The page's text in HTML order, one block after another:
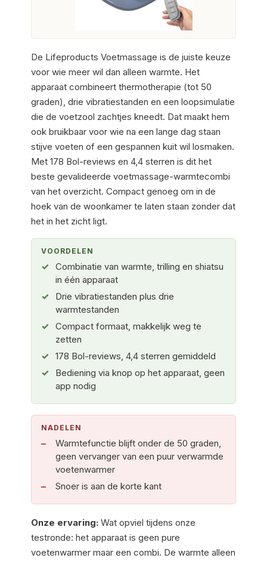
De Lifeproducts Voetmassage is de juiste keuze
voor wie meer wil dan alleen warmte. Het
apparaat combineert thermotherapie (tot 50
graden), drie vibratiestanden en een loopsimulatie
die de voetzool zachtjes kneedt. Dat maakt hem
ook bruikbaar voor wie na een lange dag staan
stijve voeten of een gespannen kuit wil losmaken.
Met 178 Bol-reviews en 4,4 sterren is dit het
beste gevalideerde voetmassage-warmtecombi
van het overzicht. Compact genoeg om in de
hoek van de woonkamer te laten staan zonder dat
het in het zicht ligt.
VOORDELEN
Combinatie van warmte, trilling en shiatsu
in één apparaat
Drie vibratiestanden plus drie
warmtestanden
Compact formaat, makkelijk weg te
zetten
178 Bol-reviews, 4,4 sterren gemiddeld
Bediening via knop op het apparaat, geen
app nodig
NADELEN
Warmtefunctie blijft onder de 50 graden,
geen vervanger van een puur verwarmde
voetenwarmer
Snoer is aan de korte kant
Onze ervaring: Wat opviel tijdens onze
testronde: het apparaat is geen pure
voetenwarmer maar een combi. De warmte alleen